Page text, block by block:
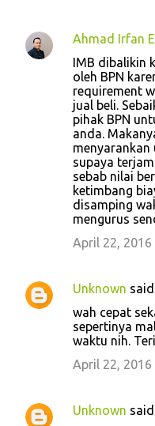
Ahmad Irfan
IMB dibalikin
oleh BPN
requirement
jual beli.
pihak BPN
anda.
supaya
sebab nilai
ketimbang
disamping
mengurus
April 22, 2016
Unknown
wah cepat
sepertinya
waktu nih.
April 22, 2016
Unknown